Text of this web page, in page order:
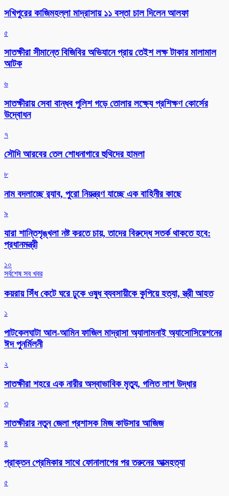
সখিপুরের কাজিমহল্লা মাদ্রাসায় ১১ বস্তা চাল দিলেন আলফা
৫
সাতক্ষীরা সীমান্তে বিজিবির অভিযানে প্রায় তেইশ লক্ষ টাকার মালামাল
আটক
৬
সাতক্ষীরায় সেবা বান্ধব পুলিশ গড়ে তোলার লক্ষ্যে প্রশিক্ষণ কোর্সের
উদ্বোধন
৭
সৌদি আরবের তেল শোধনাগারে হুথিদের হামলা
৮
নাম বদলাচ্ছে র‌্যাব, পুরো নিয়ন্ত্রণ যাচ্ছে এক বাহিনীর কাছে
৯
যারা শান্তিশৃঙ্খলা নষ্ট করতে চায়, তাদের বিরুদ্ধে সতর্ক থাকতে হবে:
প্রধানমন্ত্রী
১০
সর্বশেষ সব খবর
কয়রায় সিঁধ কেটে ঘরে ঢুকে ওষুধ ব্যবসায়ীকে কুপিয়ে হত্যা, স্ত্রী আহত
১
পাটকেলঘাটা আল-আমিন ফাজিল মাদ্রাসা অ্যালামনাই অ্যাসোসিয়েশনের
ঈদ পুনর্মিলনী
২
সাতক্ষীরা শহরে এক নারীর অস্বাভাবিক মৃত্যু, গলিত লাশ উদ্ধার
৩
সাতক্ষীরার নতুন জেলা প্রশাসক মিজ কাউসার আজিজ
৪
প্রাক্তন প্রেমিকার সাথে ফোনালাপের পর তরুনের আত্মহত্যা
৫